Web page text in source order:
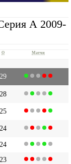
А 2009-
О Матчи
29
28
25
24
24
23